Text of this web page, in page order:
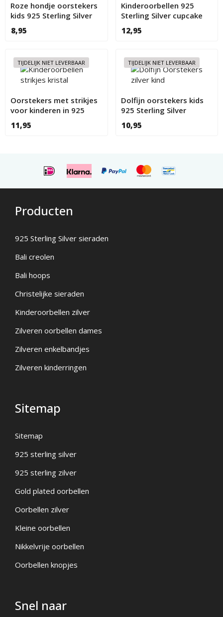
Roze hondje oorstekers
kids 925 Sterling Silver
8,95
Kinderoorbellen 925
Sterling Silver cupcake
met Swarovski kristal
12,95
TIJDELIJK NIET LEVERBAAR
Oorstekers met strikjes
voor kinderen in 925
Sterling Silver
11,95
TIJDELIJK NIET LEVERBAAR
Dolfijn oorstekers kids
925 Sterling Silver
10,95
Producten
925 Sterling Silver sieraden
Bali creolen
Bali hoops
Christelijke sieraden
Kinderoorbellen zilver
Zilveren oorbellen dames
Zilveren enkelbandjes
Zilveren kinderringen
Sitemap
Sitemap
925 sterling silver
925 sterling zilver
Gold plated oorbellen
Oorbellen zilver
Kleine oorbellen
Nikkelvrije oorbellen
Oorbellen knopjes
Snel naar